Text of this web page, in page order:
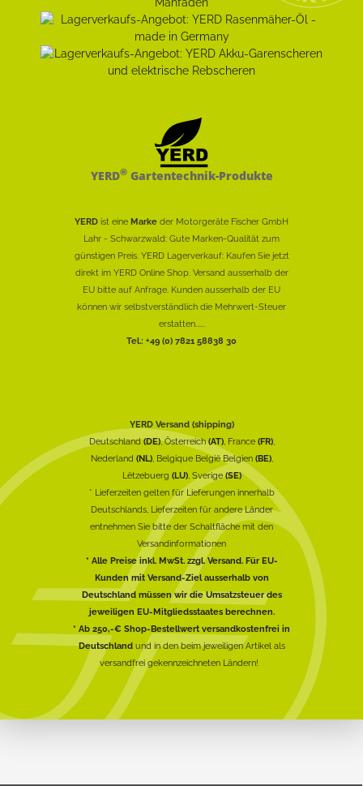
YERD®Gartentechnik-Produkte
YERD ist eine Marke der Motorgeräte Fischer GmbH
Lahr - Schwarzwald: Gute Marken-Qualität zum
günstigen Preis. YERD Lagerverkauf: Kaufen Sie jetzt
direkt im YERD Online Shop. Versand ausserhalb der
EU bitte auf Anfrage. Kunden ausserhalb der EU
können wir selbstverständlich die Mehrwert-Steuer
erstatten......
Tel.: +49 (0) 7821 58838 30
YERD Versand (shipping)
Deutschland(DE), Österreich(AT), France (FR),
Nederland (NL), Belgique België Belgien (BE),
Lëtzebuerg (LU), Sverige(SE)
* Lieferzeiten gelten für Lieferungen innerhalb
Deutschlands, Lieferzeiten für andere Länder
entnehmen Sie bitte der Schaltfläche mit den
Versandinformationen
* Alle Preise inkl. MwSt. zzgl. Versand. Für EU-
Kunden mit Versand-Ziel ausserhalb von
Deutschland müssen wir die Umsatzsteuer des
jeweiligen EU-Mitgliedsstaates berechnen.
* Ab 250,-€ Shop-Bestellwert versandkostenfrei in
Deutschlandund in den beim jeweiligen Artikel als
versandfrei gekennzeichneten Ländern!